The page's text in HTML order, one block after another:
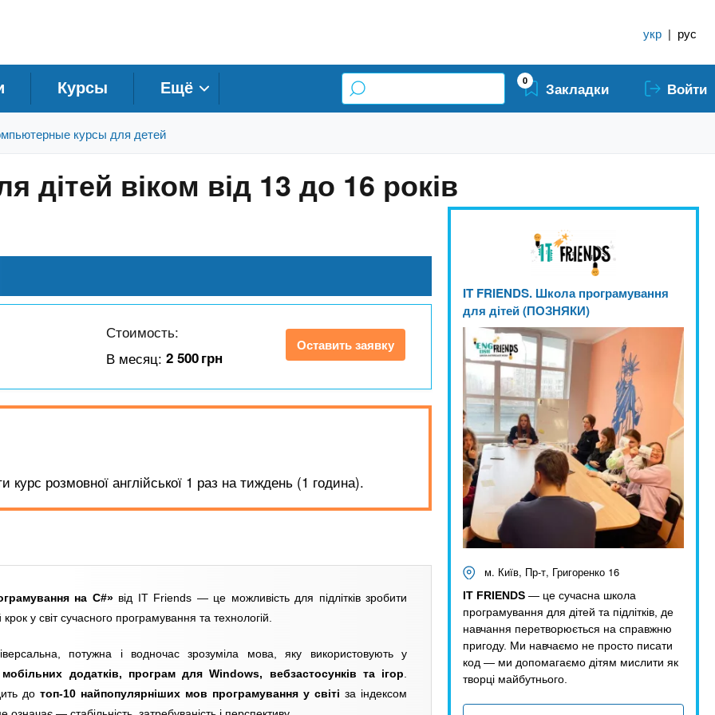
укр | рус
Курсы Ещё 0 Закладки Войти
курсы для детей
дітей віком від 13 до 16 років
Стоимость:
В месяц:2 500грн
Оставить заявку
розмовної англійської 1 раз на тиждень (1 година).
на C#»від IT Friends — це можливість для підлітків зробити
у світ сучасного програмування та технологій.
потужна і водночас зрозуміла мова, яку використовують у
мобільних додатків, програм для Windows, вебзастосунків та ігор
до топ-10 найпопулярніших мов програмування у світі за індексом
IT FRIENDS. Школа програмування
для дітей (ПОЗНЯКИ)
м. Київ, Пр-т, Григоренко 16
IT FRIENDS — це сучасна школа
програмування для дітей та підлітків, де
навчання перетворюється на справжню
пригоду. Ми навчаємо не просто писати
код — ми допомагаємо дітям мислити як
творці майбутнього.